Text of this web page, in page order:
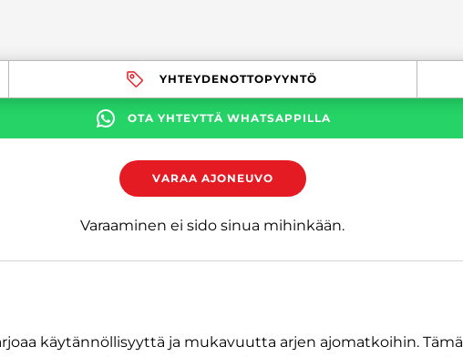
YHTEYDENOTTOPYYNTÖ
OTA YHTEYTTÄ WHATSAPPILLA
VARAA AJONEUVO
Varaaminen ei sido sinua mihinkään.
käytännöllisyyttä ja mukavuutta arjen ajomatkoihin. Tämä